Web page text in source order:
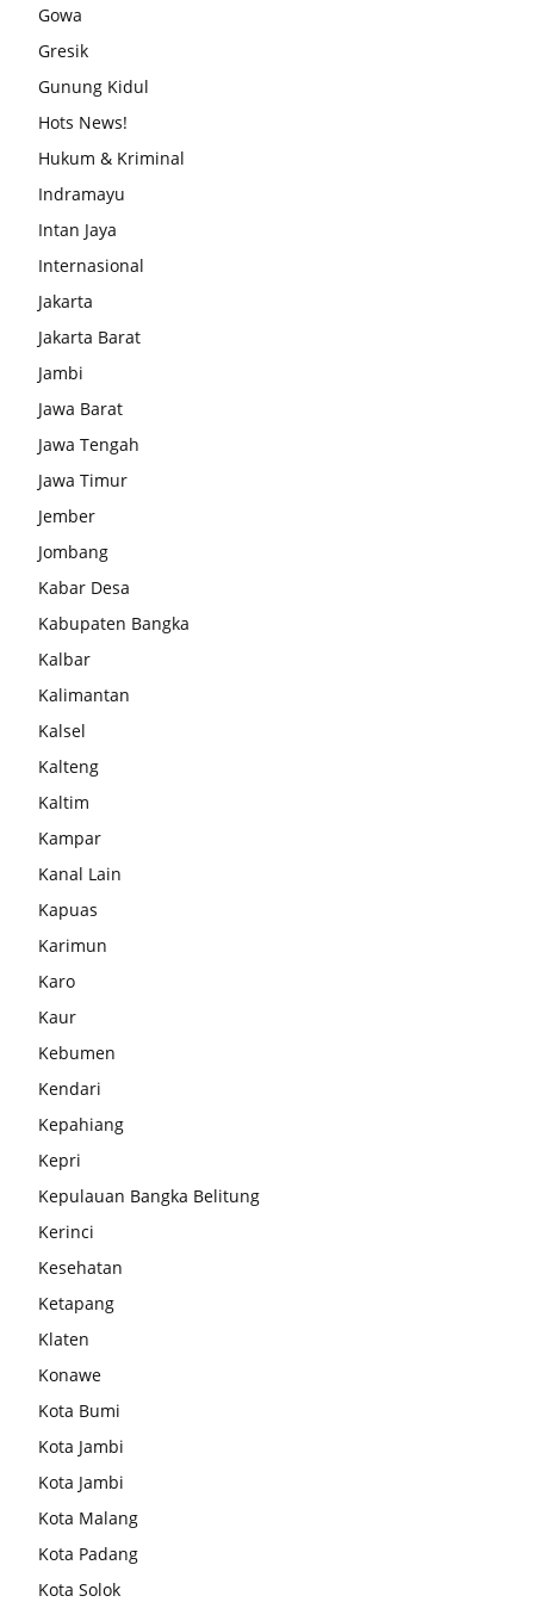
Gowa
Gresik
Gunung Kidul
Hots News!
Hukum & Kriminal
Indramayu
Intan Jaya
Internasional
Jakarta
Jakarta Barat
Jambi
Jawa Barat
Jawa Tengah
Jawa Timur
Jember
Jombang
Kabar Desa
Kabupaten Bangka
Kalbar
Kalimantan
Kalsel
Kalteng
Kaltim
Kampar
Kanal Lain
Kapuas
Karimun
Karo
Kaur
Kebumen
Kendari
Kepahiang
Kepri
Kepulauan Bangka Belitung
Kerinci
Kesehatan
Ketapang
Klaten
Konawe
Kota Bumi
Kota Jambi
Kota Jambi
Kota Malang
Kota Padang
Kota Solok